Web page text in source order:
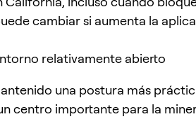
cambiar si aumenta la
relativamente abierto
una postura más
centro importante para la